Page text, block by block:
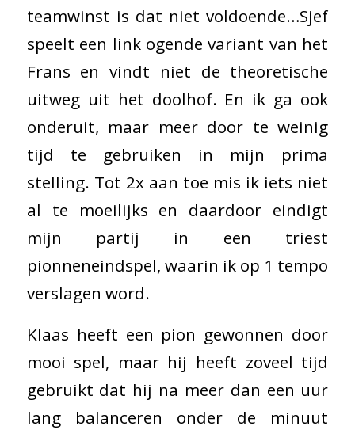
teamwinst is dat niet voldoende…Sjef
speelt een link ogende variant van het
Frans en vindt niet de theoretische
uitweg uit het doolhof. En ik ga ook
onderuit, maar meer door te weinig
tijd te gebruiken in mijn prima
stelling. Tot 2x aan toe mis ik iets niet
al te moeilijks en daardoor eindigt
mijn partij in een triest
pionneneindspel, waarin ik op 1 tempo
verslagen word.
Klaas heeft een pion gewonnen door
mooi spel, maar hij heeft zoveel tijd
gebruikt dat hij na meer dan een uur
lang balanceren onder de minuut